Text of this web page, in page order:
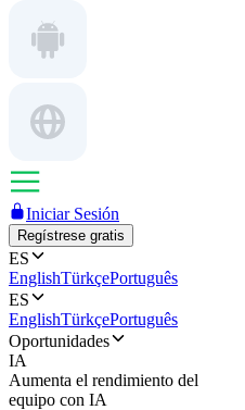
Iniciar Sesión
Regístrese gratis
ES
EnglishTürkçePortuguês
ES
EnglishTürkçePortuguês
Oportunidades
IA
Aumenta el rendimiento del
equipo con IA